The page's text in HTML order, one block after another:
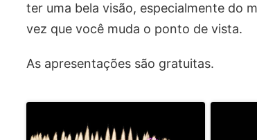
ter uma bela visão, especialmente do
vez que você muda o ponto de vista.
As apresentações são gratuitas.